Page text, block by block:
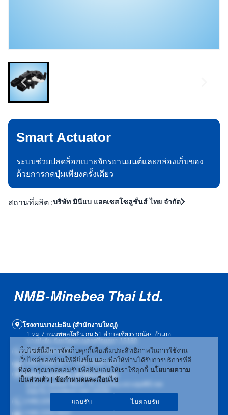
Smart Actuator
ระบบช่วยปลดล็อกเบาะจักรยานยนต์และกล่องเก็บของ
ด้วยการกดปุ่มเพียงครั้งเดียว
สถานที่ผลิต :บริษัท มินีแบ แอคเซสโซลูชั่นส์ ไทย จำกัด
โรงงานบางปะอิน (สำนักงานใหญ่)
1 หมู่ 7 ถนนพหลโยธิน กม.51 ตำบลเชียงรากน้อย อำเภอ
บางปะอิน จังหวัดพระนครศรีอยุธยา 13180
(+66) 3536-1439
(+66) 3536-1177, (+66) 3536-1477
สำนักงานกรุงเทพ (สำนักงานขาย)
อาคารเวฟเพลส ชั้น19, 55 ถนนวิทยุ แขวงลุมพินี เขต
ปทุมวัน กรุงเทพมหานคร 10330
เว็บไซต์นี้มีการจัดเก็บคุกกี้เพื่อเพิ่มประสิทธิภาพในการใช้งาน
เว็บไซต์ของท่านให้ดียิ่งขึ้น และเพื่อให้ท่านได้รับการบริการที่ดี
ที่สุด กรุณากดยอมรับเพื่อยินยอมให้เราใช้คุกกี้ นโยบายความ
เป็นส่วนตัว | ข้อกำหนดและเงื่อนไข
ยอมรับ ไม่ยอมรับ